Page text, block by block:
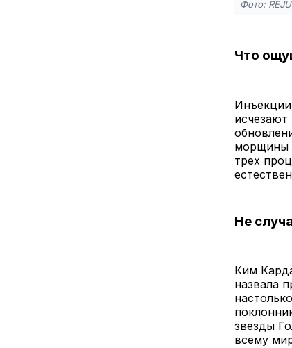
Фото:
Что
исчезают
морщины
трех
Не
Ким
назвала
звезды
всему